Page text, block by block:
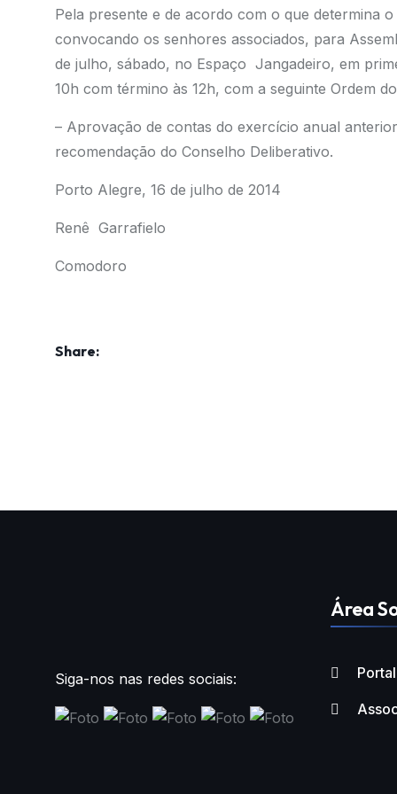
Pela presente e de acordo com o que determina
convocando os senhores associados, para
de julho, sábado, no Espaço Jangadeiro, em
10h com término às 12h, com a seguinte Ordem
– Aprovação de contas do exercício anual
recomendação do Conselho Deliberativo.
Porto Alegre, 16 de julho de 2014
Renê Garrafielo
Comodoro
Share:
Siga-nos nas redes sociais:
Área